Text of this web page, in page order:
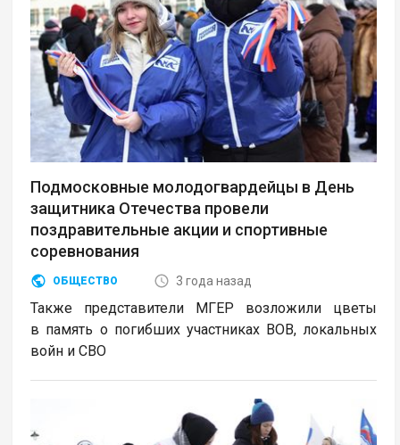
Подмосковные молодогвардейцы в День
защитника Отечества провели
поздравительные акции и спортивные
соревнования
ОБЩЕСТВО 3 года назад
Также представители МГЕР возложили цветы
в память о погибших участниках ВОВ, локальных
войн и СВО